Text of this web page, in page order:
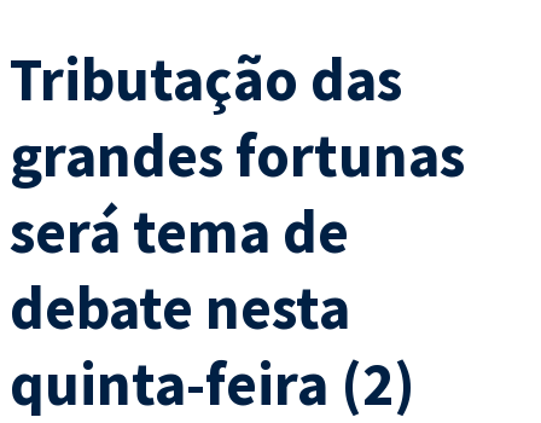
Tributação das
grandes fortunas
será tema de
debate nesta
quinta-feira (2)